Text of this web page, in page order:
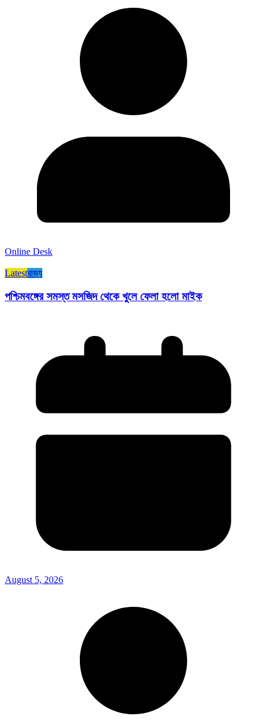
Online Desk
Latestরাজ্য​
পশ্চিমবঙ্গের সমস্ত মসজিদ থেকে খুলে ফেলা হলো মাইক
August 5, 2026